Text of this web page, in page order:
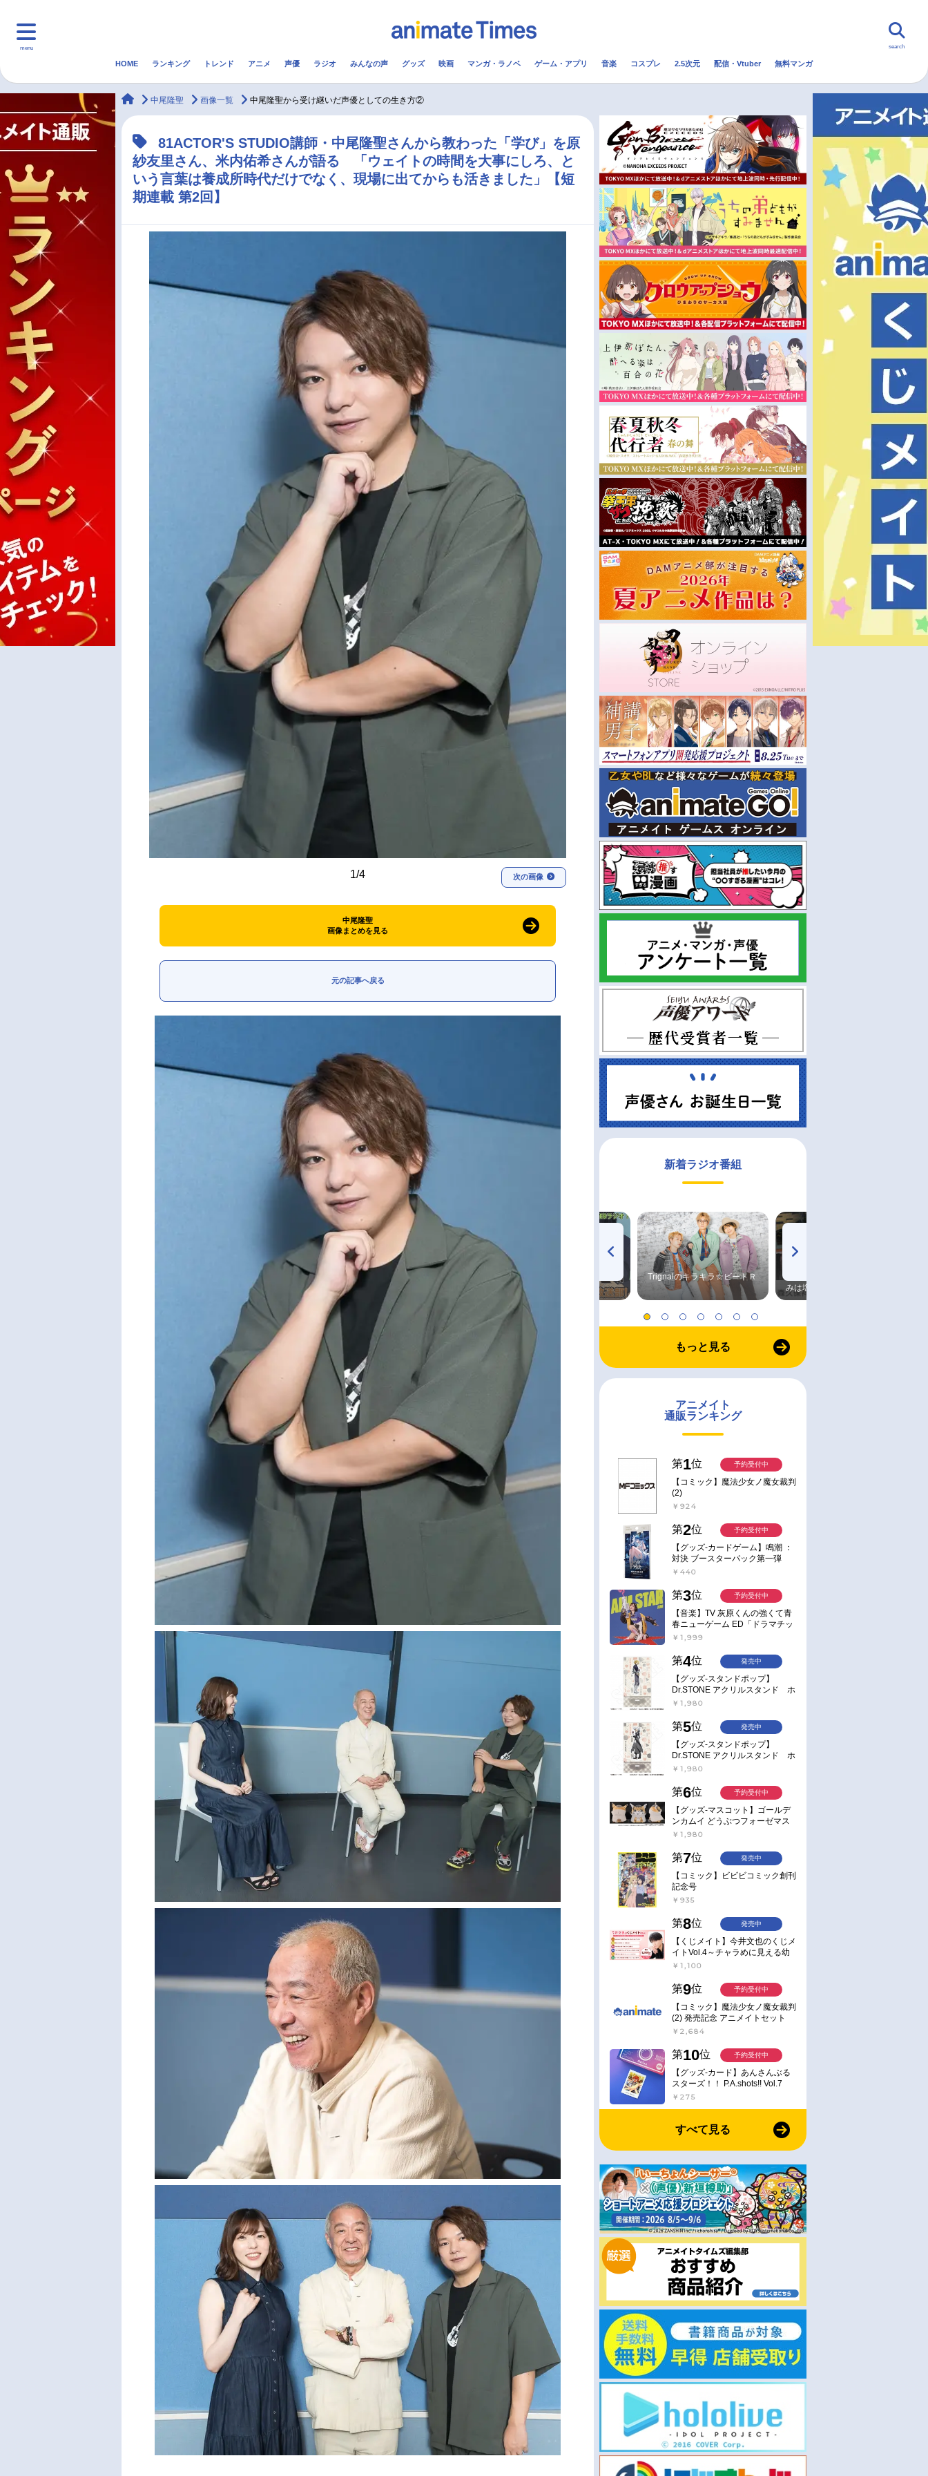
menu
マンガ・ラノベ ゲーム・アプリ 音楽 コスプレ 2.5次元 配信・Vtuber トレンド 無料マンガ
最新記事一覧 アニメ映画一覧 今期アニメ曜日別一覧 秋アニメ
冬アニメ
search
HOME ランキング トレンド アニメ 声優 ラジオ みんなの声 グッズ 映画 マンガ・ラノベ ゲーム・アプリ 音楽 コスプレ 2.5次元 配信・Vtuber 無料マンガ
animateTimes
中尾隆聖 画像一覧 中尾隆聖から受け継いだ声優としての生き方②
81ACTOR'S STUDIO講師・中尾隆聖さんから教わった「学び」を原
紗友里さん、米内佑希さんが語る 「ウェイトの時間を大事にしろ、と
いう言葉は養成所時代だけでなく、現場に出てからも活きました」【短
期連載 第2回】
1/4 次の画像
中尾隆聖
画像まとめを見る
元の記事へ戻る
新着ラジオ番組
TVアニメ『戦隊大失格』
radio 大直会 2nd season
ハイキュー!! 烏野高校放送部! Trignalのキラキラ☆ビートＲ
みは塩だけ
もっと見る
アニメイト
通販ランキング
第1位
【コミック】魔法少女ノ魔女裁判
(2)
￥924
予約受付中
第2位
【グッズ-カードゲーム】鳴潮 ：
対決 ブースターパック第一弾
【ポイント2倍】
￥440
予約受付中
第3位
【音楽】TV 灰原くんの強くて青
春ニューゲーム ED「ドラマチッ
ク逃避行」収録シングル AIM
￥1,999
予約受付中
第4位
【グッズ-スタンドポップ】
Dr.STONE アクリルスタンド ホ
ワイマンといっしょver. スタン
￥1,980
発売中
第5位
【グッズ-スタンドポップ】
Dr.STONE アクリルスタンド ホ
ワイマンといっしょver. Dr.ゼノ
￥1,980
発売中
第6位
【グッズ-マスコット】ゴールデ
ンカムイ どうぶつフォーゼマス
コット 4.尾形百之助【再販】
￥1,980
予約受付中
第7位
【コミック】ビビビコミック創刊
記念号
￥935
発売中
第8位
【くじメイト】今井文也のくじメ
イトVol.4～チャラめに見える幼
馴染、実は一途で独占欲が強いん
￥1,100
発売中
第9位
【コミック】魔法少女ノ魔女裁判
(2) 発売記念 アニメイトセット
【アクリルスタンド2種セット購
産】
￥2,684
予約受付中
第10位
【グッズ-カード】あんさんぶる
スターズ！！ P.A.shots!! Vol.7
Action
￥275
予約受付中
すべて見る